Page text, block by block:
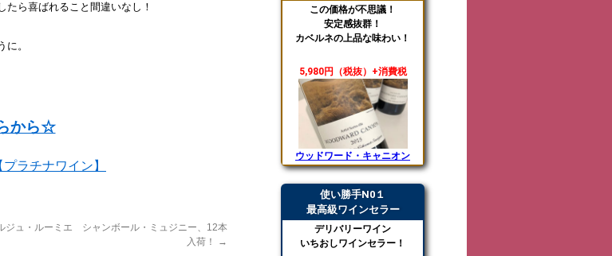
ら喜ばれること間違いなし！
。
から☆
ラチナワイン】
ジュ・ルーミエ シャンボール・ミュジニー、12本
入荷！
→